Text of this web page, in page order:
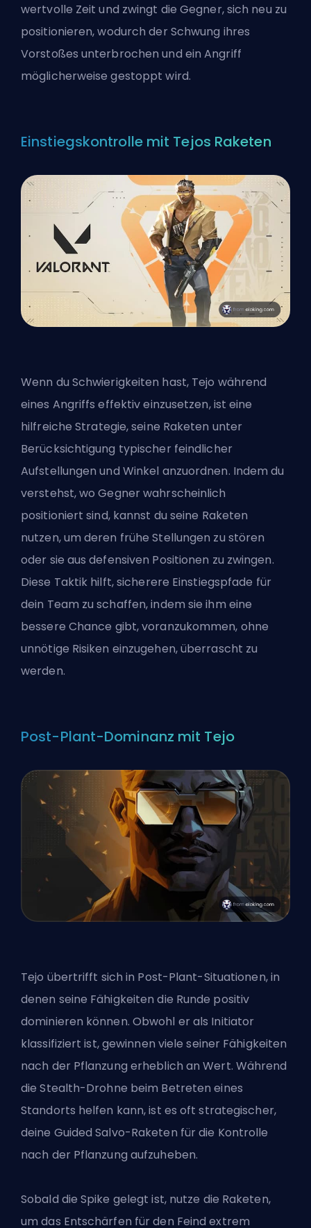
wertvolle Zeit und zwingt die Gegner, sich neu zu
positionieren, wodurch der Schwung ihres
Vorstoßes unterbrochen und ein Angriff
möglicherweise gestoppt wird.
Einstiegskontrolle mit Tejos Raketen
Wenn du Schwierigkeiten hast, Tejo während
eines Angriffs effektiv einzusetzen, ist eine
hilfreiche Strategie, seine Raketen unter
Berücksichtigung typischer feindlicher
Aufstellungen und Winkel anzuordnen. Indem du
verstehst, wo Gegner wahrscheinlich
positioniert sind, kannst du seine Raketen
nutzen, um deren frühe Stellungen zu stören
oder sie aus defensiven Positionen zu zwingen.
Diese Taktik hilft, sicherere Einstiegspfade für
dein Team zu schaffen, indem sie ihm eine
bessere Chance gibt, voranzukommen, ohne
unnötige Risiken einzugehen, überrascht zu
werden.
Post-Plant-Dominanz mit Tejo
Tejo übertrifft sich in Post-Plant-Situationen, in
denen seine Fähigkeiten die Runde positiv
dominieren können. Obwohl er als Initiator
klassifiziert ist, gewinnen viele seiner Fähigkeiten
nach der Pflanzung erheblich an Wert. Während
die Stealth-Drohne beim Betreten eines
Standorts helfen kann, ist es oft strategischer,
deine Guided Salvo-Raketen für die Kontrolle
nach der Pflanzung aufzuheben.
Sobald die Spike gelegt ist, nutze die Raketen,
um das Entschärfen für den Feind extrem